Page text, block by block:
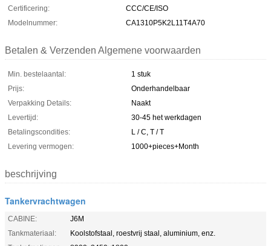
Certificering:
CCC/CE/ISO
Modelnummer:
CA1310P5K2L11T4A70
Betalen & Verzenden Algemene voorwaarden
Min. bestelaantal:
1 stuk
Prijs:
Onderhandelbaar
Verpakking Details:
Naakt
Levertijd:
30-45 het werkdagen
Betalingscondities:
L / C, T / T
Levering vermogen:
1000+pieces+Month
beschrijving
Tankervrachtwagen
CABINE:
J6M
Tankmateriaal:
Koolstofstaal, roestvrij staal, aluminium, enz.